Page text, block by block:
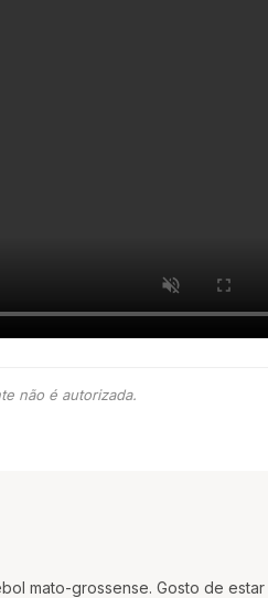
não é autorizada.
mato-grossense. Gosto de estar